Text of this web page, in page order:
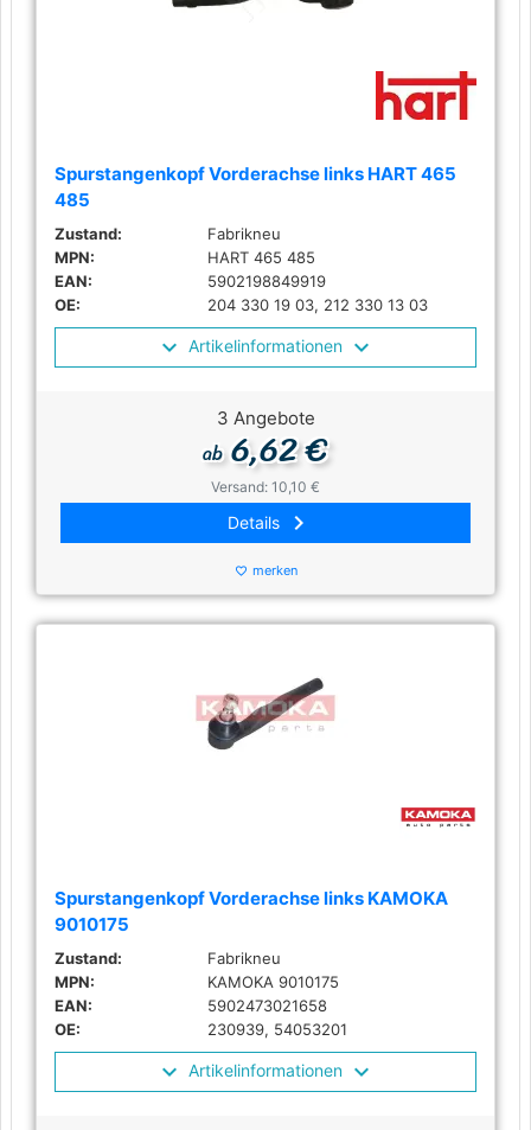
Spurstangenkopf Vorderachse links HART 465
485
Zustand:
Fabrikneu
MPN:
HART 465 485
EAN:
5902198849919
OE:
204 330 19 03, 212 330 13 03
Artikelinformationen
3 Angebote
ab6,62 €
Versand: 10,10 €
Details keyboard_arrow_right
favorite_border merken
Spurstangenkopf Vorderachse links KAMOKA
9010175
Zustand:
Fabrikneu
MPN:
KAMOKA 9010175
EAN:
5902473021658
OE:
230939, 54053201
Artikelinformationen